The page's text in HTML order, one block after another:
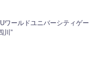
ワールドユニバーシティゲー
川”